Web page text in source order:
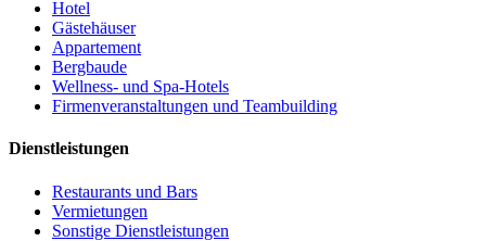
Hotel
Gästehäuser
Appartement
Bergbaude
Wellness- und Spa-Hotels
Firmenveranstaltungen und Teambuilding
Dienstleistungen
Restaurants und Bars
Vermietungen
Sonstige Dienstleistungen